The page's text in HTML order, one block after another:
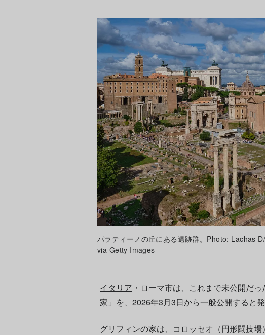
パラティーノの丘にある遺跡群。Photo: Lachas
via Getty Images
イタリア ・ローマ市は、これまで未公開だっ
家」を、2026年3月3日から一般公開すると発
グリフィンの家は、コロッセオ（円形闘技